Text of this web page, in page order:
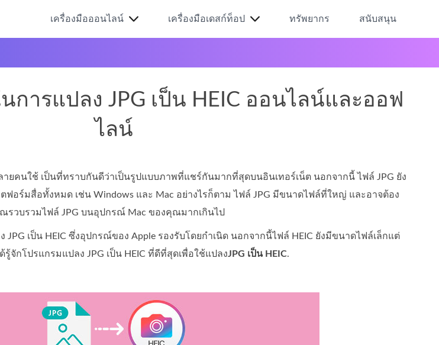
เครื่องมือออนไลน์ เครื่องมือเดสก์ท็อป ทรัพยากร สนับสนุน
การแปลง JPG เป็น HEIC ออนไลน์และออฟ
ไลน์
ยคนใช้ เป็นที่ทราบกันดีว่าเป็นรูปแบบภาพที่แชร์กันมากที่สุดบนอินเทอร์เน็ต นอกจากนี้ ไฟล์ JPG ยัง
อร์มสื่อทั้งหมด เช่น Windows และ Mac อย่างไรก็ตาม ไฟล์ JPG มีขนาดไฟล์ที่ใหญ่ และอาจต้อง
วบรวมไฟล์ JPG บนอุปกรณ์ Mac ของคุณมากเกินไป
เป็น HEIC ซึ่งอุปกรณ์ของ Apple รองรับโดยกำเนิด นอกจากนี้ไฟล์ HEIC ยังมีขนาดไฟล์เล็กแต่
กโปรแกรมแปลง JPG เป็น HEIC ที่ดีที่สุดเพื่อใช้แปลงJPG เป็น HEIC.